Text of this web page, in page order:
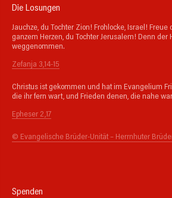
Die Losungen
Jauchze, du Tochter Zion! Frohlocke, Israel!
ganzem Herzen, du Tochter Jerusalem! Denn der
weggenommen.
Zefanja 3,14-15
Christus ist gekommen und hat im Evangelium
die ihr fern wart, und Frieden denen, die nahe
Epheser 2,17
© Evangelische Brüder-Unität – Herrnhuter
Spenden